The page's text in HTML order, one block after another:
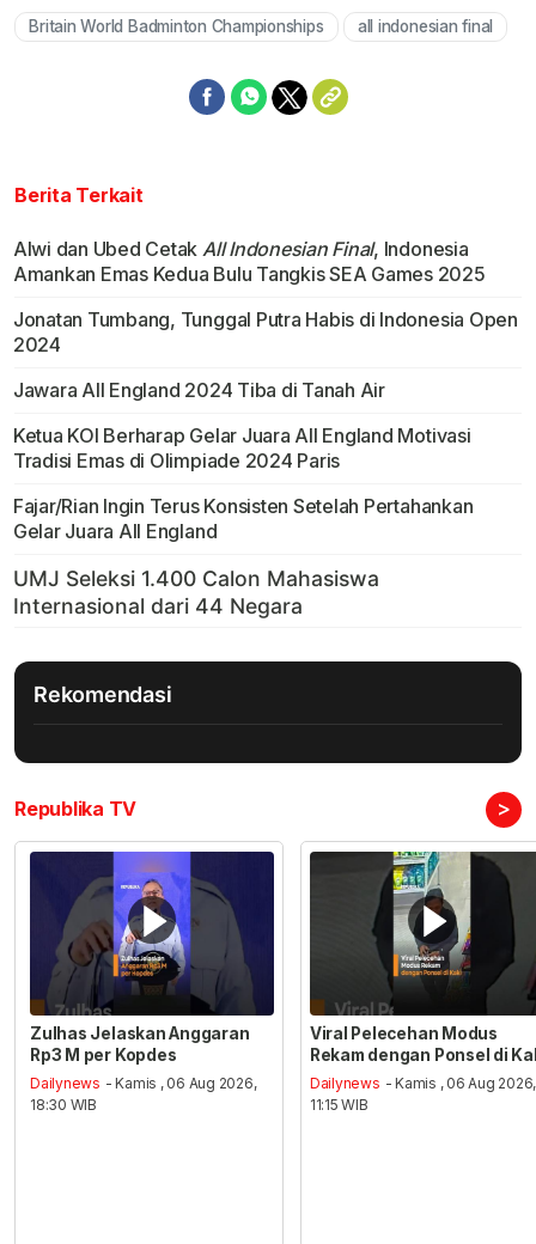
Britain World Badminton Championships all indonesian final
Berita Terkait
Alwi dan Ubed CetakAll Indonesian Final, Indonesia
Amankan Emas Kedua Bulu Tangkis SEA Games 2025
Jonatan Tumbang, Tunggal Putra Habis di Indonesia Open
2024
Jawara All England 2024 Tiba di Tanah Air
Ketua KOI Berharap Gelar Juara All England Motivasi
Tradisi Emas di Olimpiade 2024 Paris
Fajar/Rian Ingin Terus Konsisten Setelah Pertahankan
Gelar Juara All England
Rekomendasi
Republika TV >
Zulhas Jelaskan Anggaran
Rp3 M per Kopdes
Dailynews - Kamis , 06 Aug 2026,
18:30 WIB
Viral Pelecehan Modus
Rekam dengan Ponsel di
Dailynews - Kamis , 06 Aug 2026,
11:15 WIB